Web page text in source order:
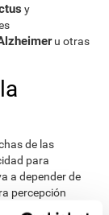
y
u otras
de las
para
a depender de
percepción